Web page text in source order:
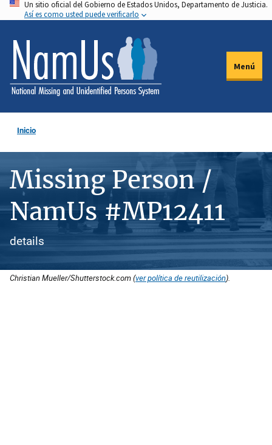
Pasar
al
contenido
principal
Un sitio oficial del Gobierno de Estados Unidos, Departamento de Justicia.
Así es como usted puede verificarlo
Menú
Inicio
Missing Person /
NamUs #MP12411
details
Christian Mueller/Shutterstock.com (ver política de reutilización).